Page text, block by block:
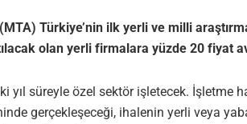
Türkiye’nin ilk yerli ve milli
olan yerli firmalara yüzde 20 fiyat
yıl süreyle özel sektör işletecek. İşletme
gerçekleşeceği, ihalenin yerli veya